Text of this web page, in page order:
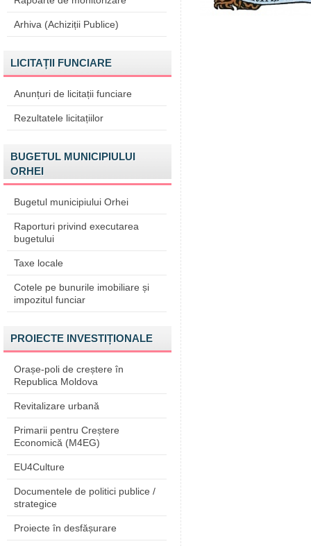
Arhiva (Achiziții Publice)
LICITAȚII FUNCIARE
Anunțuri de licitații funciare
Rezultatele licitațiilor
BUGETUL MUNICIPIULUI
ORHEI
Bugetul municipiului Orhei
Raporturi privind executarea
bugetului
Taxe locale
Cotele pe bunurile imobiliare și
impozitul funciar
PROIECTE INVESTIȚIONALE
Orașe-poli de creștere în
Republica Moldova
Revitalizare urbană
Primarii pentru Creștere
Economică (M4EG)
EU4Culture
Documentele de politici publice /
strategice
Proiecte în desfășurare